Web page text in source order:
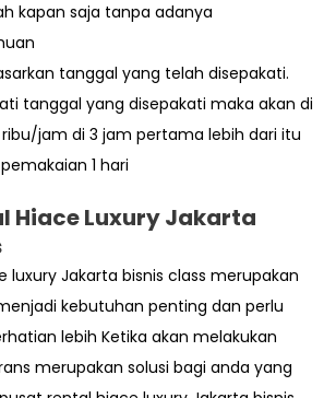
kapan saja tanpa adanya
tanggal yang telah disepakati.
tanggal yang disepakati maka akan di
ribu/jam di 3 jam pertama lebih dari itu
1 hari
Hiace Luxury Jakarta
luxury Jakarta bisnis class merupakan
kebutuhan penting dan perlu
lebih Ketika akan melakukan
merupakan solusi bagi anda yang